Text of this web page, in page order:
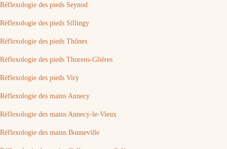
Réflexologie des pieds Seynod
Réflexologie des pieds Sillingy
Réflexologie des pieds Thônes
Réflexologie des pieds Thorens-Glières
Réflexologie des pieds Viry
Réflexologie des mains Annecy
Réflexologie des mains Annecy-le-Vieux
Réflexologie des mains Bonneville